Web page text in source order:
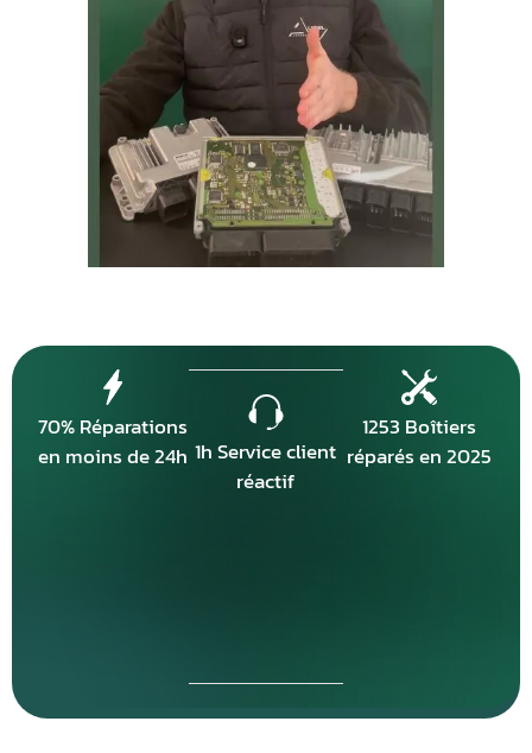
70% Réparations
en moins de 24h 1h Service client
réactif
1253 Boîtiers
réparés en 2025